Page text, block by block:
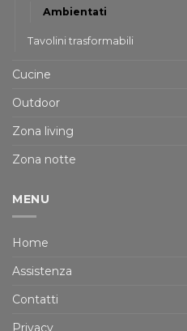
Ambientati
Tavolini trasformabili
Cucine
Outdoor
Zona living
Zona notte
MENU
Home
Assistenza
Contatti
Privacy